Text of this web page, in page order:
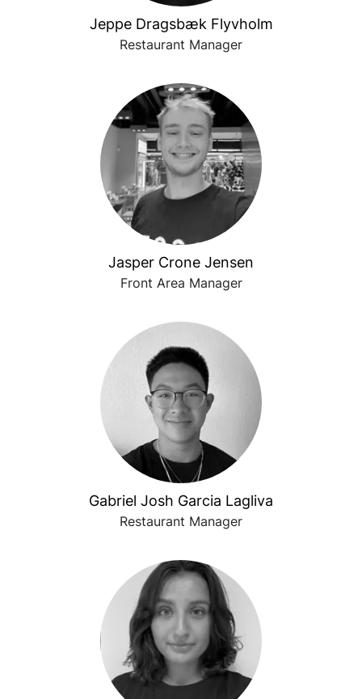
Jeppe Dragsbæk Flyvholm
Restaurant Manager
Jasper Crone Jensen
Front Area Manager
Gabriel Josh Garcia Lagliva
Restaurant Manager